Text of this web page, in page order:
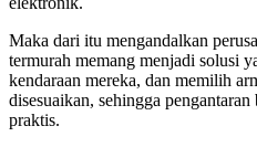
Maka dari itu mengandalkan
termurah memang menjadi solusi
kendaraan mereka, dan memilih
disesuaikan, sehingga
praktis.